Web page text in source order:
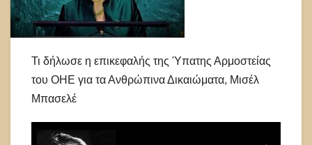
Τι δήλωσε η επικεφαλής της Ύπατης Αρμοστείας
του ΟΗΕ για τα Ανθρώπινα Δικαιώματα, Μισέλ
Μπασελέ